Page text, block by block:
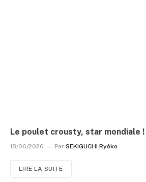
Le poulet crousty, star mondiale !
18/06/2026 Par SEKIGUCHI Ryôko
LIRE LA SUITE